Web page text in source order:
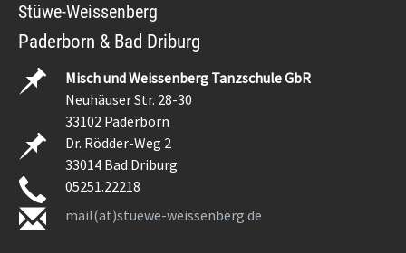
Stüwe-Weissenberg
Paderborn & Bad Driburg
Misch und Weissenberg Tanzschule GbR
Neuhäuser Str. 28-30
33102 Paderborn
Dr. Rödder-Weg 2
33014 Bad Driburg
05251.22218
mail(at)stuewe-weissenberg.de